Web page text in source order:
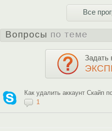
Все
Вопросы по теме
Задать
Как удалить аккаунт Скайп
1